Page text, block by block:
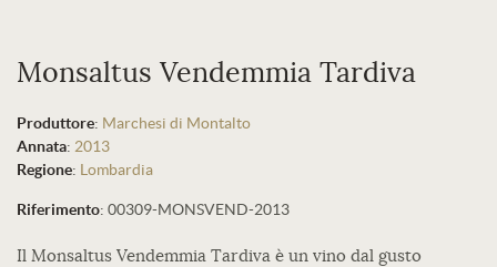
Monsaltus Vendemmia Tardiva
Produttore: Marchesi di Montalto
Annata: 2013
Regione: Lombardia
Riferimento: 00309-MONSVEND-2013
Il Monsaltus Vendemmia Tardiva è un vino dal gusto